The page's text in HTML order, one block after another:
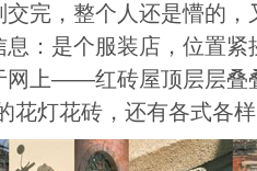
完，整个人还是懵的
：是个服装店，位置
网上——红砖屋顶层层叠
花灯花砖，还有各式各